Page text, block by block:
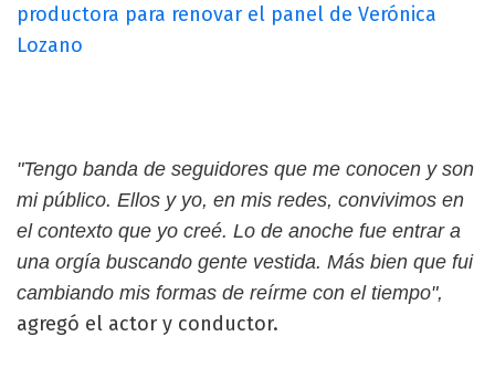
productora para renovar el panel de Verónica
Lozano
"Tengo banda de seguidores que me conocen y son
mi público. Ellos y yo, en mis redes, convivimos en
el contexto que yo creé. Lo de anoche fue entrar a
una orgía buscando gente vestida. Más bien que fui
cambiando mis formas de reírme con el tiempo",
agregó el actor y conductor.